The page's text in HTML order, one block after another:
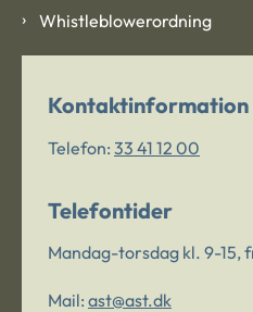
Whistleblowerordning
Kontaktinformation
Telefon: 33 41 12 00
Telefontider
Mandag-torsdag kl. 9-15,
Mail: ast@ast.dk